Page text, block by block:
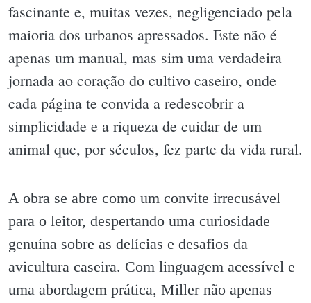
fascinante e, muitas vezes, negligenciado pela
maioria dos urbanos apressados. Este não é
apenas um manual, mas sim uma verdadeira
jornada ao coração do cultivo caseiro, onde
cada página te convida a redescobrir a
simplicidade e a riqueza de cuidar de um
animal que, por séculos, fez parte da vida rural.
A obra se abre como um convite irrecusável
para o leitor, despertando uma curiosidade
genuína sobre as delícias e desafios da
avicultura caseira. Com linguagem acessível e
uma abordagem prática, Miller não apenas